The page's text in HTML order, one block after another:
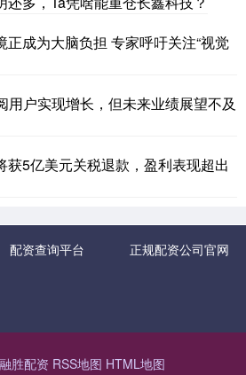
正成为大脑负担 专家呼吁关注“视觉
用户实现增长，但未来业绩展望不及
获5亿美元关税退款，盈利表现超出
配资查询平台 正规配资公司官网
融胜配资 RSS地图 HTML地图